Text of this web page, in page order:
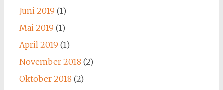
Juni 2019 (1)
Mai 2019 (1)
April 2019 (1)
November 2018 (2)
Oktober 2018 (2)